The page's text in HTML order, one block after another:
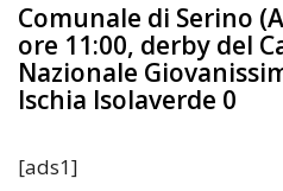
Comunale di Serino
ore 11:00, derby del
Nazionale
Ischia Isolaverde 0
[ads1]